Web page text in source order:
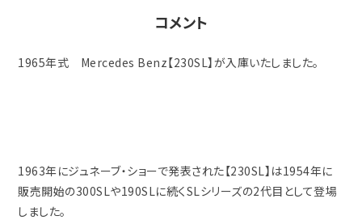
コメント
1965年式 Mercedes Benz【230SL】が入庫いたしました。
1963年にジュネーブ・ショーで発表された【230SL】は1954年に
販売開始の300SLや190SLに続くSLシリーズの2代目として登場
しました。